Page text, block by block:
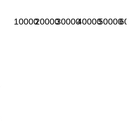
1000020000300004000050000